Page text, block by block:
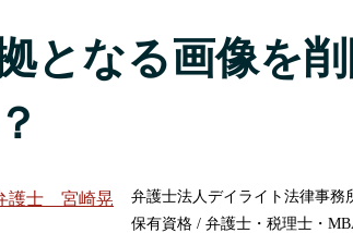
となる画像を
護士 宮崎晃
弁護士法人デイライト法律事
保有資格 / 弁護士・税理士・